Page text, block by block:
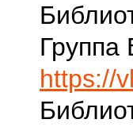
Группа
https://